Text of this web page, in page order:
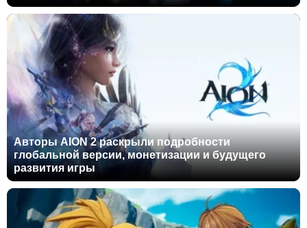
Авторы AION 2 раскрыли подробности
глобальной версии, монетизации и будущего
развития игры